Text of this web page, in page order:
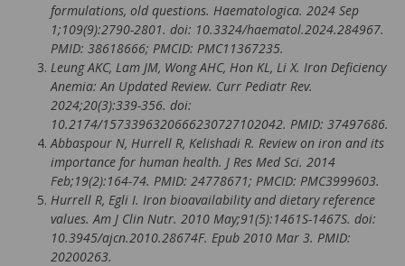
formulations, old questions. Haematologica. 2024 Sep
1;109(9):2790-2801. doi: 10.3324/haematol.2024.284967.
PMID: 38618666; PMCID: PMC11367235.
Leung AKC, Lam JM, Wong AHC, Hon KL, Li X. Iron Deficiency
Anemia: An Updated Review. Curr Pediatr Rev.
2024;20(3):339-356. doi:
10.2174/1573396320666230727102042. PMID: 37497686.
Abbaspour N, Hurrell R, Kelishadi R. Review on iron and its
importance for human health. J Res Med Sci. 2014
Feb;19(2):164-74. PMID: 24778671; PMCID: PMC3999603.
Hurrell R, Egli I. Iron bioavailability and dietary reference
values. Am J Clin Nutr. 2010 May;91(5):1461S-1467S. doi:
10.3945/ajcn.2010.28674F. Epub 2010 Mar 3. PMID:
20200263.